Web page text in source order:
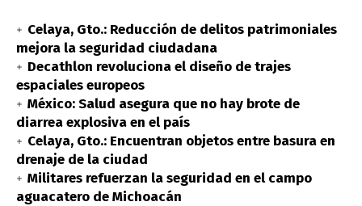
Celaya, Gto.: Reducción de delitos patrimoniales
mejora la seguridad ciudadana
Decathlon revoluciona el diseño de trajes
espaciales europeos
México: Salud asegura que no hay brote de
diarrea explosiva en el país
Celaya, Gto.: Encuentran objetos entre basura en
drenaje de la ciudad
Militares refuerzan la seguridad en el campo
aguacatero de Michoacán